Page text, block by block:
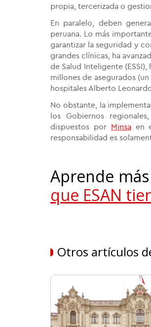
propia, tercerizada o
En paralelo, deben
peruana. Lo más
garantizar la seguridad y
grandes clínicas, ha
de Salud Inteligente
millones de asegurados
hospitales Alberto
No obstante, la
los Gobiernos
dispuestos por
Minsaen
responsabilidad es
Aprende
que ESAN
Otros artículos